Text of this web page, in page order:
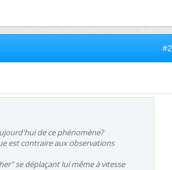
#2
de ce phénomène?
est contraire aux observations
se déplaçant lui même à vitesse